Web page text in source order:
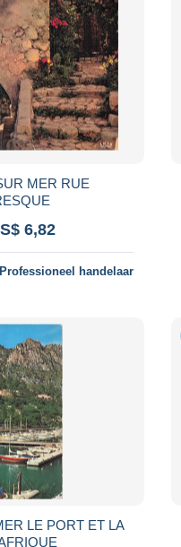
MER RUE
6,82
Professioneel handelaar
LE PORT ET LA